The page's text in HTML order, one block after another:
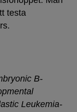
testa
B-
Leukemia-